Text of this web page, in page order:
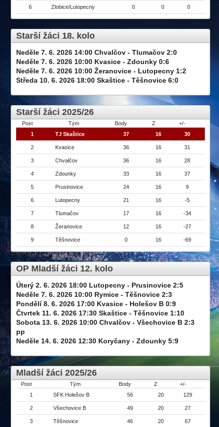
6 Zlobice/Lutopecny 0 0 0
Starší žáci 18. kolo
Neděle 7. 6. 2026 14:00 Chvalčov - Tlumačov 2:0
Neděle 7. 6. 2026 10:00 Kvasice - Zdounky 0:6
Neděle 7. 6. 2026 10:00 Žeranovice - Lutopecny 1:2
Středa 10. 6. 2026 18:00 Skaštice - Těšnovice 6:0
Starší žáci 2025/26
Post Tým Body Z
+/-
1
TJ Skaštice 37 16 30
2 Kvasice 36 16 31
3 Chvalčov 36 16 28
4 Zdounky 33 16 37
5 Prusinovice 24 16 9
6 Lutopecny 21 16 -5
7 Tlumačov 17 16 -34
8 Žeranovice 12 16 -27
9 Těšnovice 0 16 -69
OP Mladší žáci 12. kolo
Úterý 2. 6. 2026 18:00 Lutopecny - Prusinovice 2:5
Neděle 7. 6. 2026 10:00 Rymice - Těšnovice 2:3
Pondělí 8. 6. 2026 17:00 Kvasice - Holešov B 0:9
Čtvrtek 11. 6. 2026 17:30 Skaštice - Těšnovice 1:10
Sobota 13. 6. 2026 10:00 Chvalčov - Všechovice B 2:3
pp
Neděle 14. 6. 2026 12:30 Koryčany - Zdounky 5:9
Mladší žáci 2025/26
Post Tým Body Z
+/-
1
SFK Holešov B 56 20 129
2 Všechovice B 49 20 27
3 Těšnovice 46 20 67